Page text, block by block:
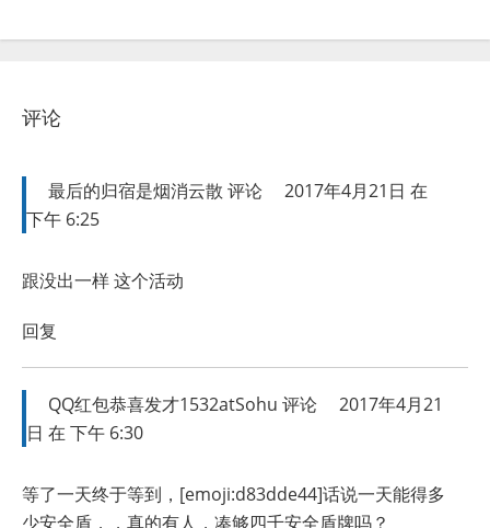
评论
最后的归宿是烟消云散 评论
2017年4月21日 在
下午 6:25
跟没出一样 这个活动
回复
QQ红包恭喜发才1532atSohu 评论
2017年4月21
日 在 下午 6:30
等了一天终于等到，[emoji:d83dde44]话说一天能得多
少安全盾，，真的有人，凑够四千安全盾牌吗？